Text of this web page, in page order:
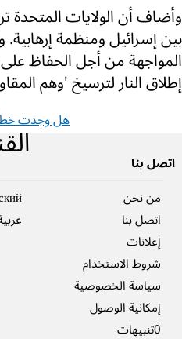
وأضاف أن الولايات المتحدة
بين إسرائيل ومنظمة
المواجهة من أجل الحفاظ
إطلاق النار لترسيخ 'وهم
هل وجدت
اتصل بنا
من نحن
اتصل بنا
إعلانات
شروط الاستخدام
سياسة الخصوصية
إمكانية الوصول
0تنبيهات